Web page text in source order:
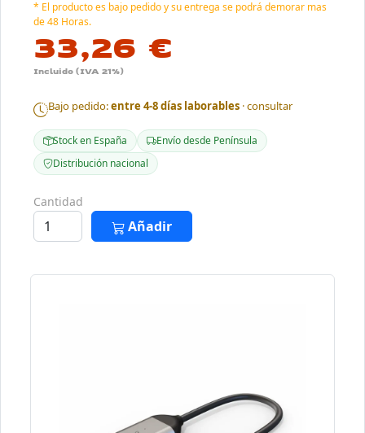
* El producto es bajo pedido y su entrega se podrá demorar mas
de 48 Horas.
33,26 €
Incluido (IVA 21%)
Bajo pedido:entre 4-8 días laborables · consultar
Stock en España
Envío desde Península
Distribución nacional
Cantidad
Añadir